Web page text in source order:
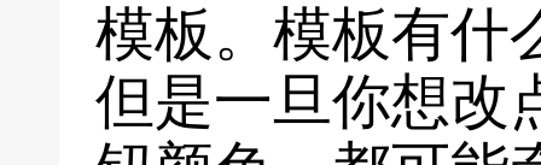
模板。模板有什
但是一旦你想改